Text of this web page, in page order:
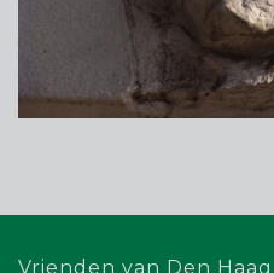
Vrienden van Den Haag